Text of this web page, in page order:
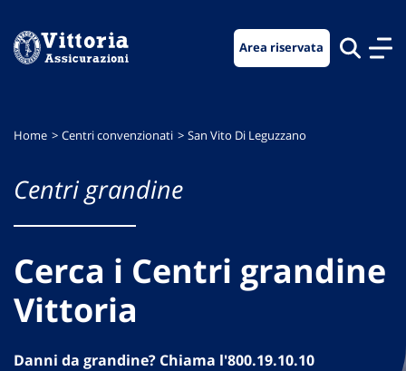
menu
contenuto
footer
Area riservata
Home Centri convenzionati San Vito Di Leguzzano
Centri grandine
Cerca i Centri grandine
Vittoria
Danni da grandine? Chiama l'800.19.10.10